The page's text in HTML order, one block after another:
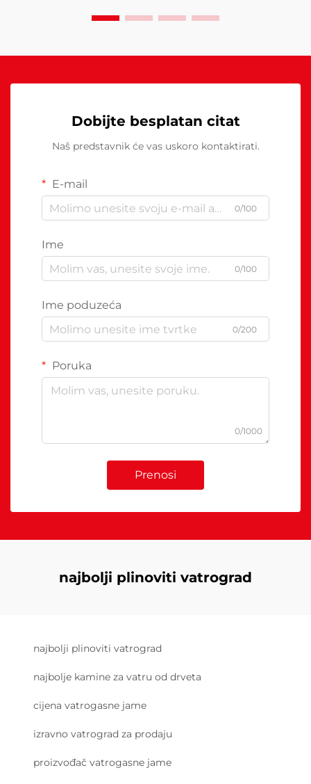
Dobijte besplatan citat
Naš predstavnik će vas uskoro kontaktirati.
E-mail
0/100
Ime
0/100
Ime poduzeća
0/200
Poruka
0/1000
Prenosi
najbolji plinoviti vatrograd
najbolji plinoviti vatrograd
najbolje kamine za vatru od drveta
cijena vatrogasne jame
izravno vatrograd za prodaju
proizvođač vatrogasne jame